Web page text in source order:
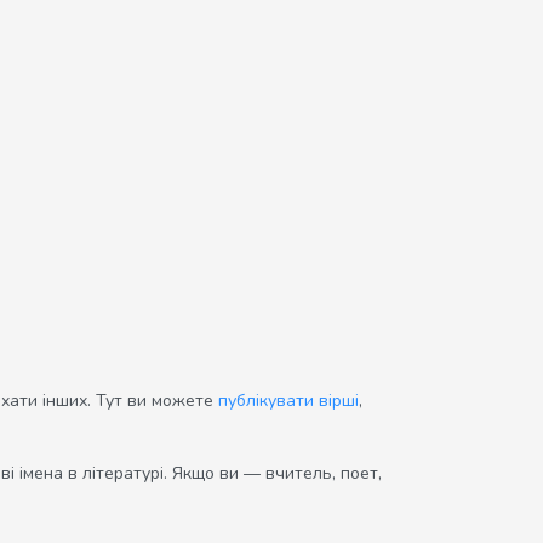
інших. Тут ви можете публікувати вірші,
імена в літературі. Якщо ви — вчитель, поет,